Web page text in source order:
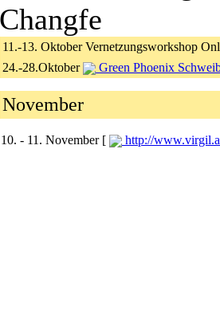
Changfe
11.-13. Oktober Vernetzungsworkshop
24.-28.Oktober
Green Phoenix
November
10. - 11. November [ http://